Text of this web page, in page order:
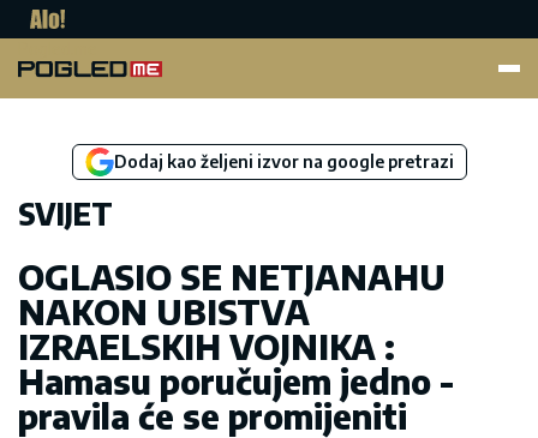
Dodaj kao željeni izvor na google pretrazi
SVIJET
OGLASIO SE NETJANAHU
NAKON UBISTVA
IZRAELSKIH VOJNIKA :
Hamasu poručujem jedno -
pravila će se promijeniti